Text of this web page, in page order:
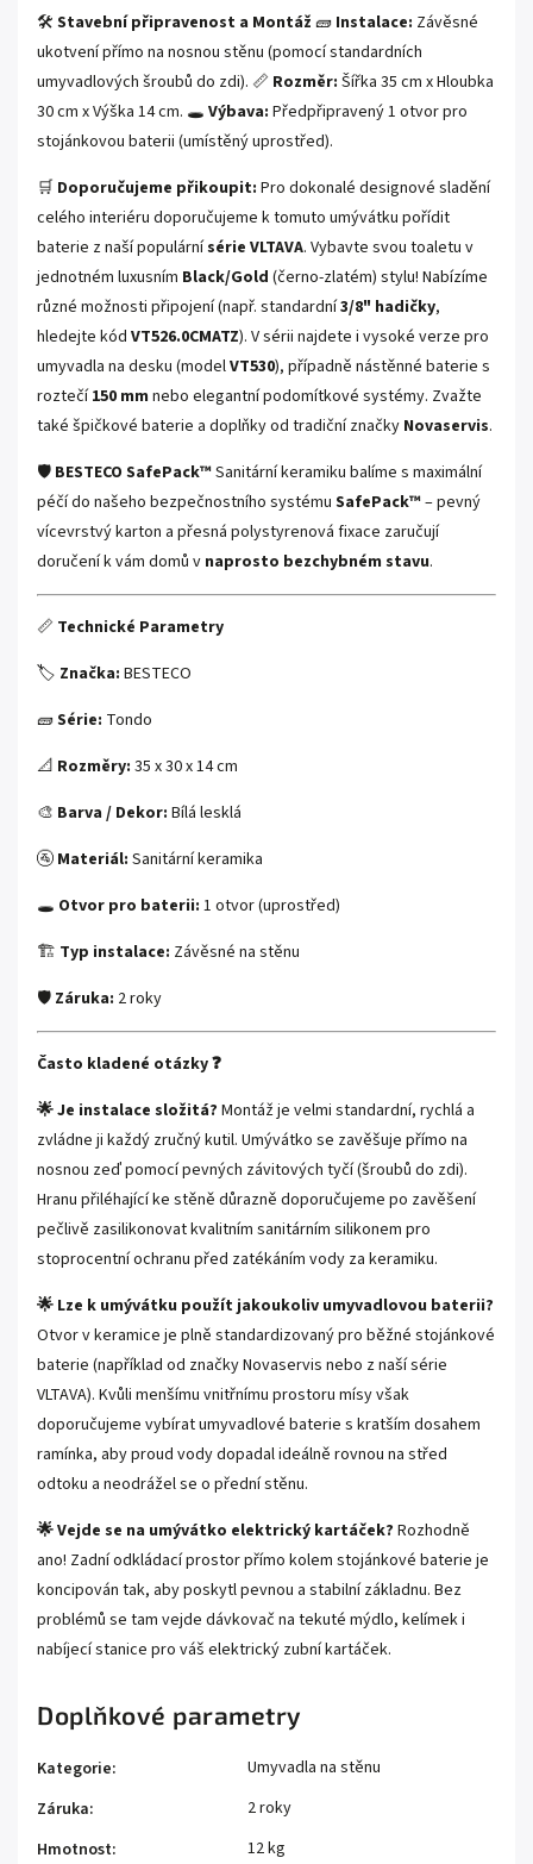
🛠️ Stavební připravenost a Montáž 🧱 Instalace: Závěsné
ukotvení přímo na nosnou stěnu (pomocí standardních
umyvadlových šroubů do zdi). 📏 Rozměr: Šířka 35 cm x Hloubka
30 cm x Výška 14 cm. 🕳️ Výbava: Předpřipravený 1 otvor pro
stojánkovou baterii (umístěný uprostřed).
🛒 Doporučujeme přikoupit: Pro dokonalé designové sladění
celého interiéru doporučujeme k tomuto umývátku pořídit
baterie z naší populárnísérie VLTAVA. Vybavte svou toaletu v
jednotném luxusním Black/Gold (černo-zlatém) stylu! Nabízíme
různé možnosti připojení (např. standardní3/8" hadičky,
hledejte kód VT526.0CMATZ). V sérii najdete i vysoké verze pro
umyvadla na desku (modelVT530), případně nástěnné baterie s
roztečí150 mm nebo elegantní podomítkové systémy. Zvažte
také špičkové baterie a doplňky od tradiční značky Novaservis.
🛡️ BESTECO SafePack™Sanitární keramiku balíme s maximální
péčí do našeho bezpečnostního systému SafePack™– pevný
vícevrstvý karton a přesná polystyrenová fixace zaručují
doručení k vám domů v naprosto bezchybném stavu.
📏 Technické Parametry
🏷️ Značka: BESTECO
🧱Série: Tondo
📐 Rozměry: 35 x 30 x 14 cm
🎨 Barva / Dekor: Bílá lesklá
🚰 Materiál: Sanitární keramika
🕳️ Otvor pro baterii: 1 otvor (uprostřed)
🏗️ Typ instalace: Závěsné na stěnu
🛡️ Záruka: 2 roky
Často kladené otázky ❓
🌟 Je instalace složitá? Montáž je velmi standardní, rychlá a
zvládne ji každý zručný kutil. Umývátko se zavěšuje přímo na
nosnou zeď pomocí pevných závitových tyčí (šroubů do zdi).
Hranu přiléhající ke stěně důrazně doporučujeme po zavěšení
pečlivě zasilikonovat kvalitním sanitárním silikonem pro
stoprocentní ochranu před zatékáním vody za keramiku.
🌟 Lze k umývátku použít jakoukoliv umyvadlovou baterii?
Otvor v keramice je plně standardizovaný pro běžné stojánkové
baterie (například od značky Novaservis nebo z naší série
VLTAVA). Kvůli menšímu vnitřnímu prostoru mísy však
doporučujeme vybírat umyvadlové baterie s kratším dosahem
ramínka, aby proud vody dopadal ideálně rovnou na střed
odtoku a neodrážel se o přední stěnu.
🌟 Vejde se na umývátko elektrický kartáček? Rozhodně
ano! Zadní odkládací prostor přímo kolem stojánkové baterie je
koncipován tak, aby poskytl pevnou a stabilní základnu. Bez
problémů se tam vejde dávkovač na tekuté mýdlo, kelímek i
nabíjecí stanice pro váš elektrický zubní kartáček.
Doplňkové parametry
Kategorie:
Umyvadla na stěnu
Záruka:
2 roky
Hmotnost:
12 kg